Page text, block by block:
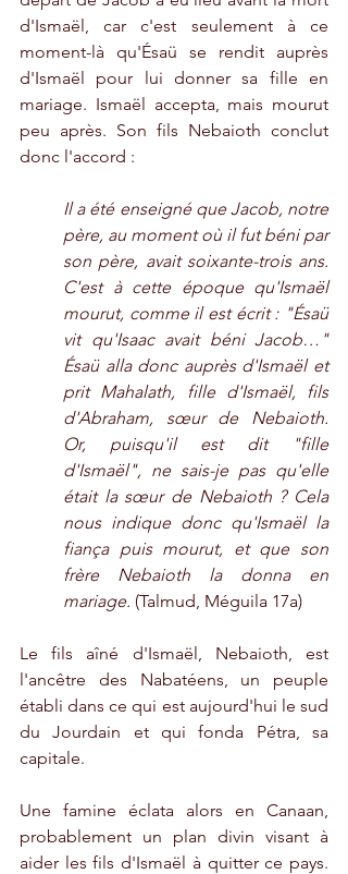
d'Ismaël, car c'est seulement à ce
moment-là qu'Ésaü se rendit auprès
d'Ismaël pour lui donner sa fille en
mariage. Ismaël accepta, mais mourut
peu après. Son fils Nebaioth conclut
donc l'accord :
Il a été enseigné que Jacob, notre
père, au moment où il fut béni par
son père, avait soixante-trois ans.
C'est à cette époque qu'Ismaël
mourut, comme il est écrit : "Ésaü
vit qu'Isaac avait béni Jacob…"
Ésaü alla donc auprès d'Ismaël et
prit Mahalath, fille d'Ismaël, fils
d'Abraham, sœur de Nebaioth.
Or, puisqu'il est dit "fille
d'Ismaël", ne sais-je pas qu'elle
était la sœur de Nebaioth ? Cela
nous indique donc qu'Ismaël la
fiança puis mourut, et que son
frère Nebaioth la donna en
mariage. (Talmud, Méguila 17a)
Le fils aîné d'Ismaël, Nebaioth, est
l'ancêtre des Nabatéens, un peuple
établi dans ce qui est aujourd'hui le sud
du Jourdain et qui fonda Pétra, sa
capitale.
Une famine éclata alors en Canaan,
probablement un plan divin visant à
aider les fils d'Ismaël à quitter ce pays.